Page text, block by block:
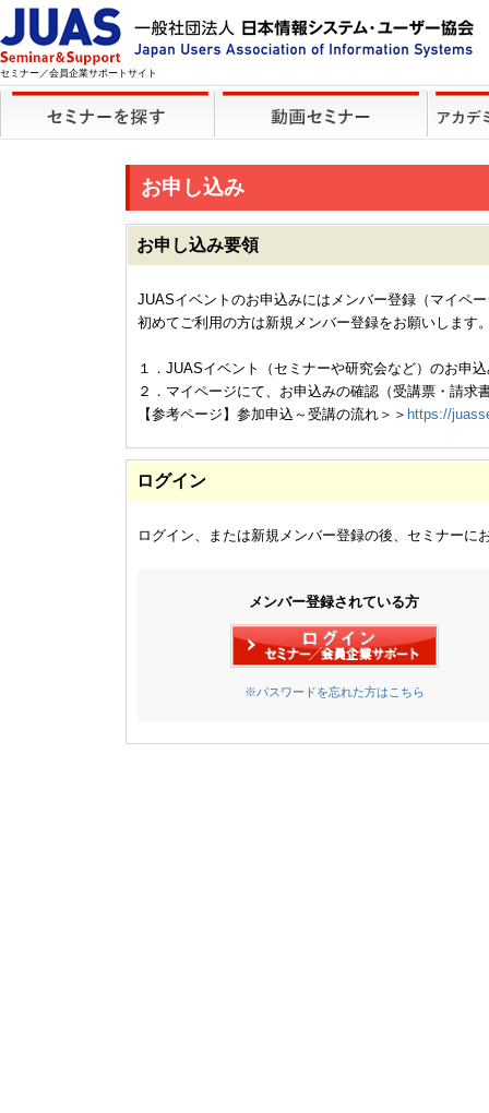
セミナー／会員企業サポートサイト
お申し込み
お申し込み要領
JUASイベントのお申込みにはメンバー登録（マイペ
初めてご利用の方は新規メンバー登録をお願いします
１．JUASイベント（セミナーや研究会など）のお申
２．マイページにて、お申込みの確認（受講票・請求
【参考ページ】参加申込～受講の流れ＞＞ https://
ログイン
ログイン、または新規メンバー登録の後、セミナーに
メンバー登録されている方
※パスワードを忘れた方はこちら